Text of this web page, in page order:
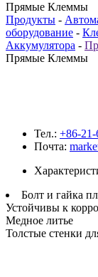
Прямые Клеммы
Продукты -
оборудование -
Аккумулятора -
Прямые Клеммы
Тел.: +86-21-
Почта:
Болт и гайка
Устойчивы к
Медное литье
Толстые стенки